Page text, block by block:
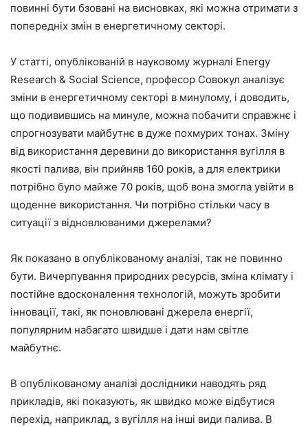
повинні бути бзовані на висновках, які можна отримати з
попередніх змін в енергетичному секторі.
У статті, опублікованій в науковому журналі Energy
Research & Social Science, професор Совокул аналізує
зміни в енергетичному секторі в минулому, і доводить,
що подивившись на минуле, можна побачити справжнє і
спрогнозувати майбутнє в дуже похмурих тонах. Зміну
від використання деревини до використання вугілля в
якості палива, він прийняв 160 років, а для електрики
потрібно було майже 70 років, щоб вона змогла увійти в
щоденне використання. Чи потрібно стільки часу в
ситуації з відновлюваними джерелами?
Як показано в опублікованому аналізі, так не повинно
бути. Вичерпування природних ресурсів, зміна клімату і
постійне вдосконалення технологій, можуть зробити
інновації, такі, як поновлювані джерела енергії,
популярним набагато швидше і дати нам світле
майбутнє.
В опублікованому аналізі дослідники наводять ряд
прикладів, які показують, як швидко може відбутися
перехід, наприклад, з вугілля на інші види палива. В